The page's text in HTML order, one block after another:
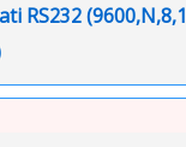
RS232